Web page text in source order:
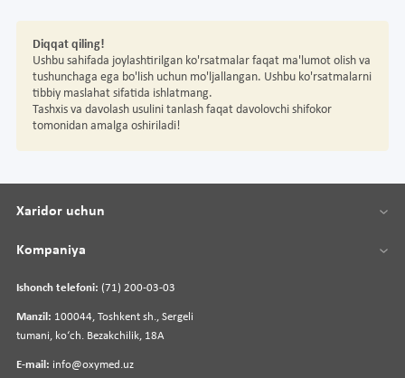
Diqqat qiling!
Ushbu sahifada joylashtirilgan ko'rsatmalar faqat ma'lumot olish va
tushunchaga ega bo'lish uchun mo'ljallangan. Ushbu ko'rsatmalarni
tibbiy maslahat sifatida ishlatmang.
Tashxis va davolash usulini tanlash faqat davolovchi shifokor
tomonidan amalga oshiriladi!
Ishonch telefoni: (71) 200-03-03
Manzil: 100044, Toshkent sh., Sergeli
tumani, koʻch. Bezakchilik, 18A
E-mail: info@oxymed.uz
Xaridor uchun
Kompaniya